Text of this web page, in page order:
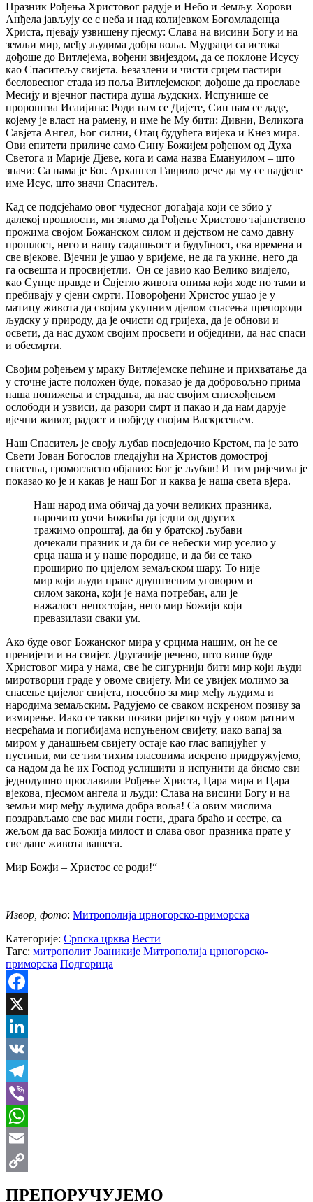
Празник Рођења Христовог радује и Небо и Земљу. Хорови
Анђела јављују се с неба и над колијевком Богомладенца
Христа, пјевају узвишену пјесму: Слава на висини Богу и на
земљи мир, међу људима добра воља. Мудраци са истока
дођоше до Витлејема, вођени звијездом, да се поклоне Исусу
као Спаситељу свијета. Безазлени и чисти срцем пастири
бесловесног стада из поља Витлејемског, дођоше да прославе
Месију и вјечног пастира душа људских. Испунише се
пророштва Исаијина: Роди нам се Дијете, Син нам се даде,
којему је власт на рамену, и име ће Му бити: Дивни, Великога
Савјета Ангел, Бог силни, Отац будућега вијека и Кнез мира.
Ови епитети приличе само Сину Божијем рођеном од Духа
Светога и Марије Дјеве, кога и сама назва Емануилом – што
значи: Са нама је Бог. Архангел Гаврило рече да му се надјене
име Исус, што значи Спаситељ.
Кад се подсјећамо овог чудесног догађаја који се збио у
далекој прошлости, ми знамо да Рођење Христово тајанствено
прожима својом Божанском силом и дејством не само давну
прошлост, него и нашу садашњост и будућност, сва времена и
све вјекове. Вјечни је ушао у вријеме, не да га укине, него да
га освешта и просвијетли. Он се јавио као Велико видјело,
као Сунце правде и Свјетло живота онима који ходе по тами и
пребивају у сјени смрти. Новорођени Христос ушао је у
матицу живота да својим укупним дјелом спасења препороди
људску у природу, да је очисти од гријеха, да је обнови и
освети, да нас духом својим просвети и обједини, да нас спаси
и обесмрти.
Својим рођењем у мраку Витлејемске пећине и прихватање да
у сточне јасте положен буде, показао је да добровољно прима
наша понижења и страдања, да нас својим снисхођењем
ослободи и узвиси, да разори смрт и пакао и да нам дарује
вјечни живот, радост и побједу својим Васкрсењем.
Наш Спаситељ је своју љубав посвједочио Крстом, па је зато
Свети Јован Богослов гледајући на Христов домострој
спасења, громогласно објавио: Бог је љубав! И тим ријечима је
показао ко је и какав је наш Бог и каква је наша света вјера.
Наш народ има обичај да уочи великих празника,
нарочито уочи Божића да једни од других
тражимо опроштај, да би у братској љубави
дочекали празник и да би се небески мир уселио у
срца наша и у наше породице, и да би се тако
проширио по цијелом земаљском шару. То није
мир који људи праве друштвеним уговором и
силом закона, који је нама потребан, али је
нажалост непостојан, него мир Божији који
превазилази сваки ум.
Ако буде овог Божанског мира у срцима нашим, он ће се
пренијети и на свијет. Другачије речено, што више буде
Христовог мира у нама, све ће сигурнији бити мир који људи
миротворци граде у овоме свијету. Ми се увијек молимо за
спасење цијелог свијета, посебно за мир међу људима и
народима земаљским. Радујемо се сваком искреном позиву за
измирење. Иако се такви позиви ријетко чују у овом ратним
несрећама и погибијама испуњеном свијету, иако вапај за
миром у данашњем свијету остаје као глас вапијућег у
пустињи, ми се тим тихим гласовима искрено придружујемо,
са надом да ће их Господ услишити и испунити да бисмо сви
једнодушно прославили Рођење Христа, Цара мира и Цара
вјекова, пјесмом ангела и људи: Слава на висини Богу и на
земљи мир међу људима добра воља! Са овим мислима
поздрављамо све вас мили гости, драга браћо и сестре, са
жељом да вас Божија милост и слава овог празника прате у
све дане живота вашега.
Мир Божји – Христос се роди!“
Извор, фото: Митрополија црногорско-приморска
Категорије: Српска црква Вести
Тагс: митрополит Јоаникије Митрополија црногорско-
приморска Подгорица
Facebook
X
LinkedIn
VK
Telegram
Viber
WhatsApp
Email
ПРЕПОРУЧУЈЕМО